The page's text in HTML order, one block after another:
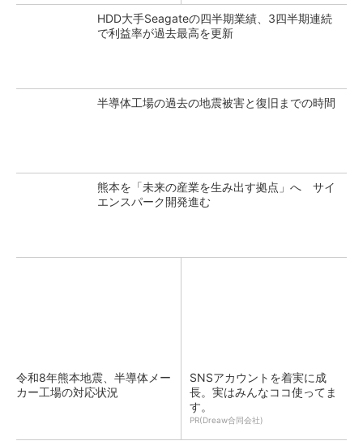
HDD大手Seagateの四半期業績、3四半期連続
で利益率が過去最高を更新
半導体工場の過去の地震被害と復旧までの時間
熊本を「未来の産業を生み出す拠点」へ サイ
エンスパーク開発進む
令和8年熊本地震、半導体メー
カー工場の対応状況
SNSアカウントを着実に成
長。実はみんなココ使ってま
す。
PR(Dreaw合同会社)